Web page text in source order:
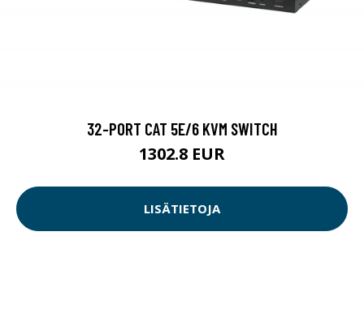
32-PORT CAT 5E/6 KVM SWITCH
1302.8 EUR
LISÄTIETOJA